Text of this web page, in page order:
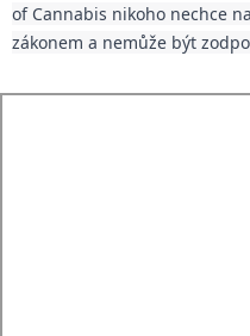
of Cannabis nikoho nechce
zákonem a nemůže být